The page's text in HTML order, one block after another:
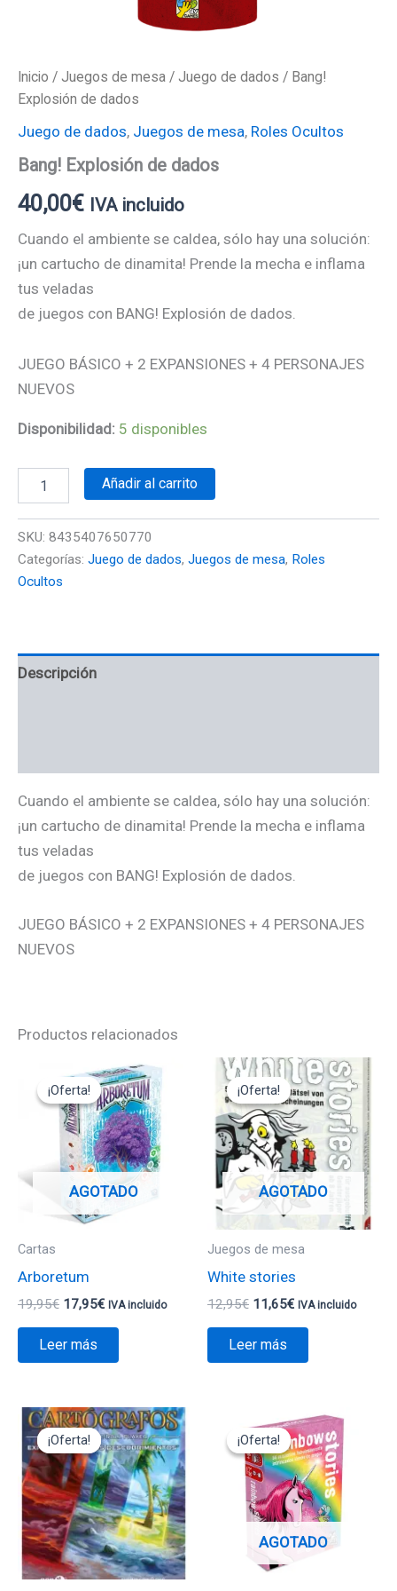
Inicio / Juegos de mesa / Juego de dados / Bang!
Explosión de dados
Juego de dados, Juegos de mesa, Roles Ocultos
Bang! Explosión de dados
40,00€ IVA incluido
Cuando el ambiente se caldea, sólo hay una solución:
¡un cartucho de dinamita! Prende la mecha e inflama
tus veladas
de juegos con BANG! Explosión de dados.
JUEGO BÁSICO + 2 EXPANSIONES + 4 PERSONAJES
NUEVOS
Disponibilidad: 5 disponibles
Añadir al carrito
SKU: 8435407650770
Categorías: Juego de dados, Juegos de mesa, Roles
Ocultos
Descripción
Cuando el ambiente se caldea, sólo hay una solución:
¡un cartucho de dinamita! Prende la mecha e inflama
tus veladas
de juegos con BANG! Explosión de dados.
JUEGO BÁSICO + 2 EXPANSIONES + 4 PERSONAJES
NUEVOS
Productos relacionados
¡Oferta!
AGOTADO
¡Oferta!
Cartas
Arboretum
19,95€
precio
original
era:
19,95€.
17,95€
El
precio
actual
es:
17,95€.
IVA incluido
Leer más
¡Oferta!
AGOTADO
¡Oferta!
Juegos de mesa
White stories
12,95€
El
precio
original
era:
12,95€.
11,65€
El
precio
actual
es:
11,65€.
IVA incluido
Leer más
¡Oferta!
¡Oferta!
El
precio
original
era:
11,95€.
El
precio
actual
es:
10,75€.
¡Oferta!
AGOTADO
¡Oferta!
precio
original
era:
12,95€.
El
precio
actual
es:
11,65€.